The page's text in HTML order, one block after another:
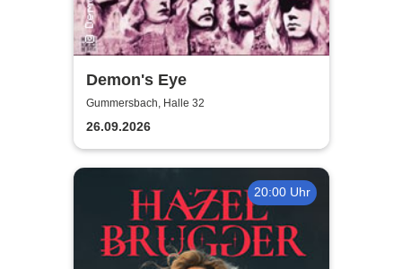
Demon's Eye
Gummersbach, Halle 32
26.09.2026
20:00 Uhr